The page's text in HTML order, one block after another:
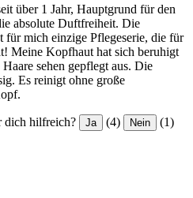
über 1 Jahr, Hauptgrund für den
absolute Duftfreiheit. Die
für mich einzige Pflegeserie, die für
Meine Kopfhaut hat sich beruhigt
sehen gepflegt aus. Die
Es reinigt ohne große
dich hilfreich? Ja (4) Nein (1)